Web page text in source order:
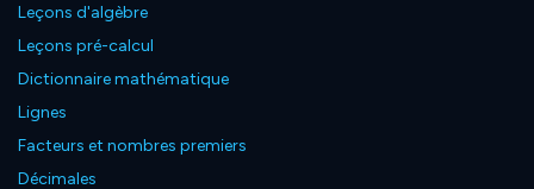
Leçons d'algèbre
Leçons pré-calcul
Dictionnaire mathématique
Lignes
Facteurs et nombres premiers
Décimales